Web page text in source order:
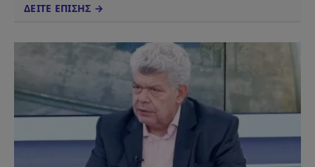
ΔΕΙΤΕ ΕΠΙΣΗΣ →